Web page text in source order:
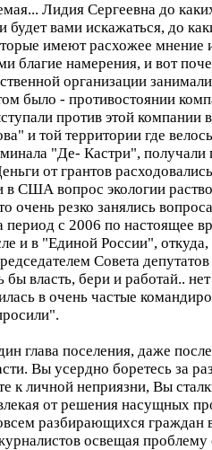
Лидия Сергеевна до
будет вами искажаться, до
имеют расхожее мнение
благие намерения, и вот
организации
было - противостоянии
против этой компании
и той территории где
"Де- Кастри", получали
от грантов
в США вопрос экологии
очень резко занялись
период с 2006 по настоящее
и в "Единой России",
Совета
бы власть, бери и работай..
в очень частые
глава поселения, даже
Вы усердно боретесь за
к личной неприязни, Вы
от решения насущных
разбирающихся граждан
освещая